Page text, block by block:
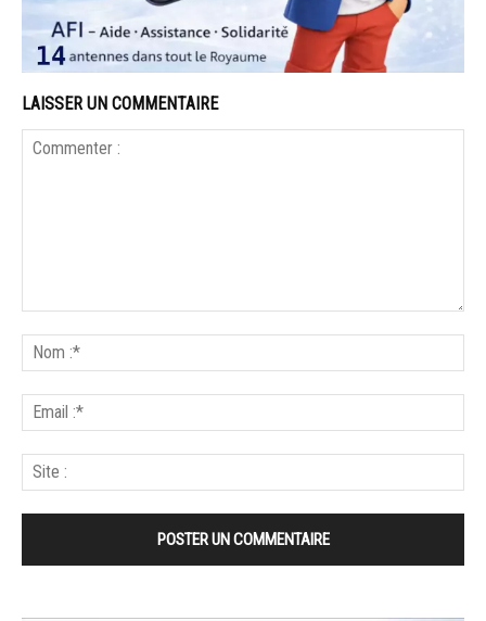
LAISSER UN COMMENTAIRE